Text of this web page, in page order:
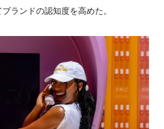
ランドの認知度を高めた。